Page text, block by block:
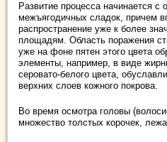
Развитие процесса начинается с
межъягодичных сладок, причем
распространение уже к более
площадям. Область поражения
уже на фоне пятен этого цвета
элементы, например, в виде
серовато-белого цвета,
верхних слоев кожного покрова.
Во время осмотра головы
множество толстых корочек,